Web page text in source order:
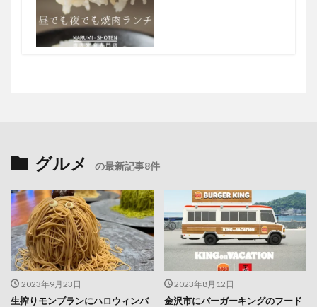
グルメ の最新記事8件
2023年9月23日
生搾りモンブランにハロウィンバ
2023年8月12日
金沢市にバーガーキングのフード